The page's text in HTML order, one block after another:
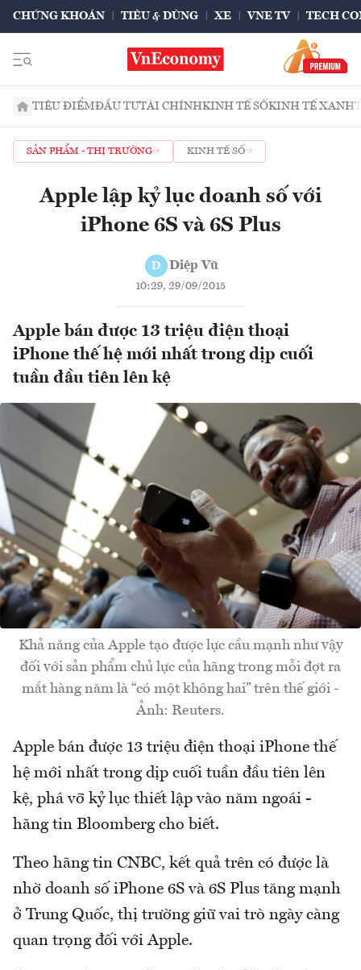
CHỨNG KHOÁN TIÊU & DÙNG XE VNE TV TECH
TIÊU ĐIỂMĐẦU TƯTÀI CHÍNHKINH TẾ SỐKINH TẾ XANH
SẢN PHẨM - THỊ TRƯỜNG KINH TẾ SỐ
Apple lập kỷ lục doanh số với
iPhone 6S và 6S Plus
D Diệp Vũ
10:29, 29/09/2015
Apple bán được 13 triệu điện thoại
iPhone thế hệ mới nhất trong dịp cuối
tuần đầu tiên lên kệ
Khả năng của Apple tạo được lực cầu mạnh như vậy
đối với sản phẩm chủ lực của hãng trong mỗi đợt ra
mắt hàng năm là “có một không hai” trên thế giới -
Ảnh: Reuters.
Apple bán được 13 triệu điện thoại iPhone thế
hệ mới nhất trong dịp cuối tuần đầu tiên lên
kệ, phá vỡ kỷ lục thiết lập vào năm ngoái -
hãng tin Bloomberg cho biết.
Theo hãng tin CNBC, kết quả trên có được là
nhờ doanh số iPhone 6S và 6S Plus tăng mạnh
ở Trung Quốc, thị trường giữ vai trò ngày càng
quan trọng đối với Apple.